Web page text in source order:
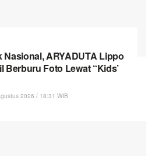
Nasional, ARYADUTA Lippo
Berburu Foto Lewat “Kids’
2026 / 18:31 WIB